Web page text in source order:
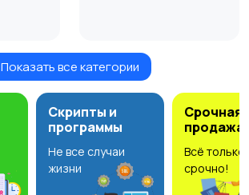
Клавиатуры и мыши
Сетевое
оборудование
Показать все категории
Скрипты и
программы
Не все случаи
жизни
Срочная
продажа
Всё только
срочно!